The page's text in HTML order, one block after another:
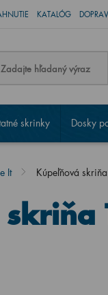
KATALÓG
skrinky Dosky
It Kúpeľňová